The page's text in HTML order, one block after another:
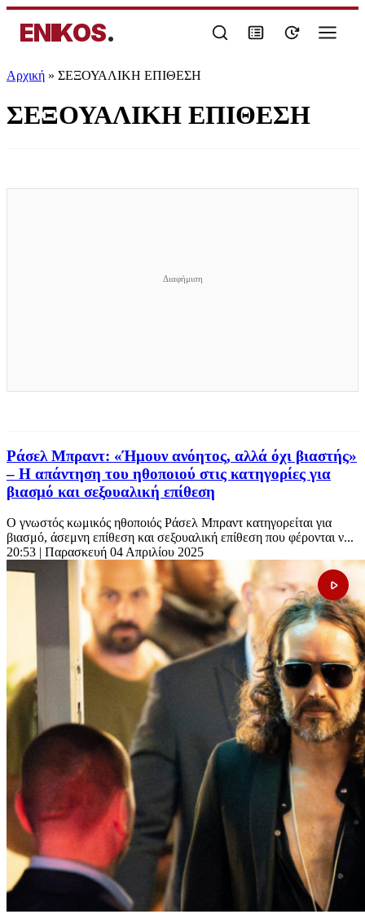
ENIKOS.
Αρχική » ΣΕΞΟΥΑΛΙΚΗ ΕΠΙΘΕΣΗ
ΣΕΞΟΥΑΛΙΚΗ ΕΠΙΘΕΣΗ
Ράσελ Μπραντ: «Ήμουν ανόητος, αλλά όχι βιαστής»
– Η απάντηση του ηθοποιού στις κατηγορίες για
βιασμό και σεξουαλική επίθεση
Ο γνωστός κωμικός ηθοποιός Ράσελ Μπραντ κατηγορείται για
βιασμό, άσεμνη επίθεση και σεξουαλική επίθεση που φέρονται ν...
20:53 | Παρασκευή 04 Απριλίου 2025